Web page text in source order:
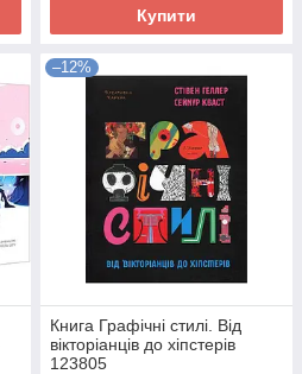
Купити
–12%
Книга Графічні стилі. Від
вікторіанців до хіпстерів
123805